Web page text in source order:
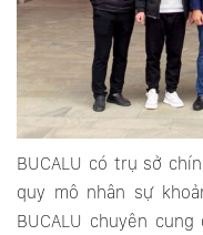
BUCALU có trụ sở
quy mô nhân sự
BUCALU chuyên